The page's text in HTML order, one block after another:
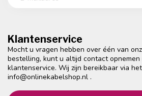
Klantenservice
Mocht u vragen hebben over één van
bestelling, kunt u altijd contact opnemen
klantenservice. Wij zijn bereikbaar via
info@onlinekabelshop.nl .